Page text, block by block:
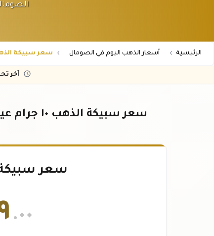
الرئيسية أسعار الذهب اليوم في الصومال سعر سبيكة الذهب 10 جرام عيار 21 في
آخر
سعر سبيكة الذهب ١٠ جرام عيار ٢١ في الصومال - أحدث الأسعار اليوم
سعر سبيكة ذهب
.٠٠